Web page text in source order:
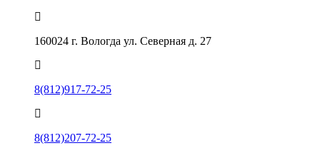
160024 г. Вологда ул. Северная д. 27
8(812)917-72-25
8(812)207-72-25